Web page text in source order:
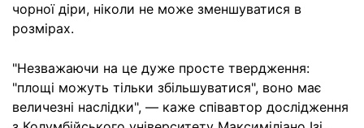
чорної діри, ніколи не може зменшуватися в
розмірах.
"Незважаючи на це дуже просте твердження:
"площі можуть тільки збільшуватися", воно має
величезні наслідки", — каже співавтор дослідження